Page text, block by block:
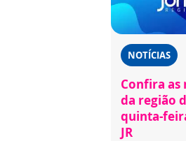
NOTÍCIAS
Confira as
da região
quinta-
JR